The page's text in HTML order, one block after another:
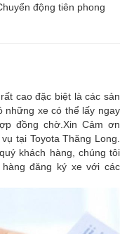
động tiên phong
cao đặc biệt là các sản
những xe có thể lấy ngay
đồng chờ.Xin Cảm ơn
tại Toyota Thăng Long.
khách hàng, chúng tôi
đăng ký xe với các